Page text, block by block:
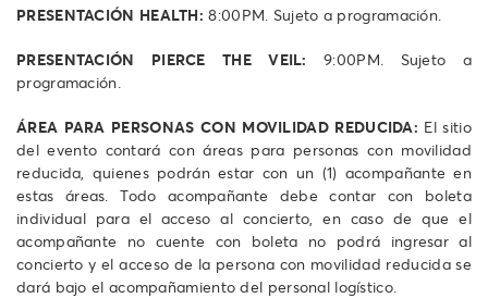
PRESENTACIÓN HEALTH: 8:00PM. Sujeto a programación.
PRESENTACIÓN PIERCE THE VEIL: 9:00PM. Sujeto a
programación.
ÁREA PARA PERSONAS CON MOVILIDAD REDUCIDA: El sitio
del evento contará con áreas para personas con movilidad
reducida, quienes podrán estar con un (1) acompañante en
estas áreas. Todo acompañante debe contar con boleta
individual para el acceso al concierto, en caso de que el
acompañante no cuente con boleta no podrá ingresar al
concierto y el acceso de la persona con movilidad reducida se
dará bajo el acompañamiento del personal logístico.